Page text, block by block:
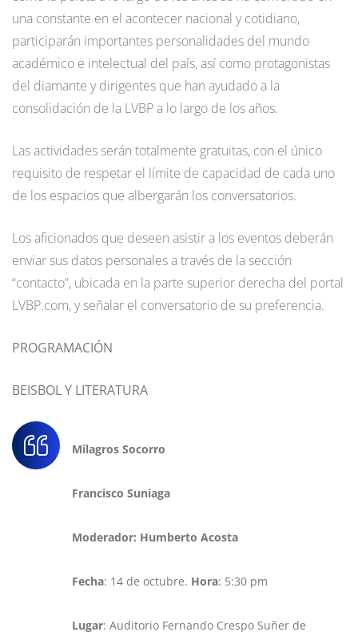
una constante en el acontecer nacional y cotidiano,
participarán importantes personalidades del mundo
académico e intelectual del país, así como protagonistas
del diamante y dirigentes que han ayudado a la
consolidación de la LVBP a lo largo de los años.
Las actividades serán totalmente gratuitas, con el único
requisito de respetar el límite de capacidad de cada uno
de los espacios que albergarán los conversatorios.
Los aficionados que deseen asistir a los eventos deberán
enviar sus datos personales a través de la sección
“contacto”, ubicada en la parte superior derecha del portal
LVBP.com, y señalar el conversatorio de su preferencia.
PROGRAMACIÓN
BEISBOL Y LITERATURA
Milagros Socorro
Francisco Suniaga
Moderador: Humberto Acosta
Fecha: 14 de octubre. Hora: 5:30 pm
Lugar: Auditorio Fernando Crespo Suñer de